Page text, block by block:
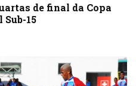
de final da Copa
15